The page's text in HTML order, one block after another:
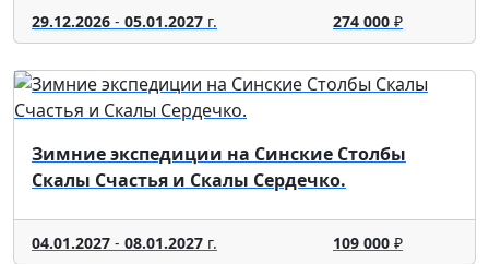
29.12.2026 - 05.01.2027 г. 274 000₽
Зимние экспедиции на Синские Столбы
Скалы Счастья и Скалы Сердечко.
04.01.2027 - 08.01.2027 г. 109 000₽